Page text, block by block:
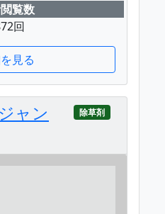
覧数
回
見る
ャン
除草剤